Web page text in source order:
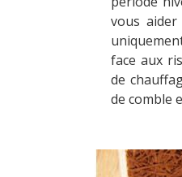
vous
face aux
de
de comble